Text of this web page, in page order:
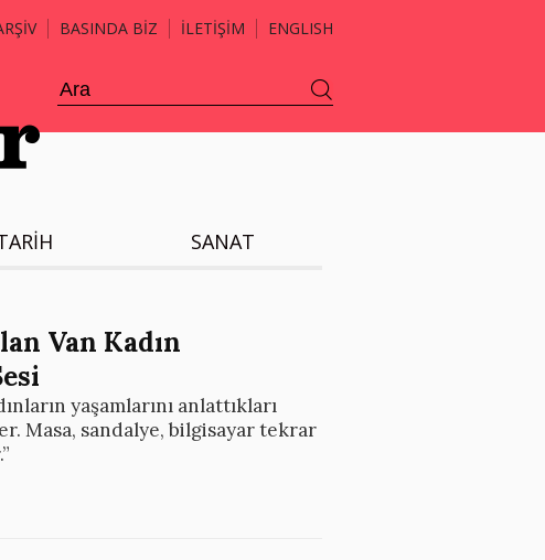
BASINDA BİZ İLETİŞİM ENGLISH
SANAT
Van Kadın
yaşamlarını anlattıkları
Masa, sandalye, bilgisayar tekrar